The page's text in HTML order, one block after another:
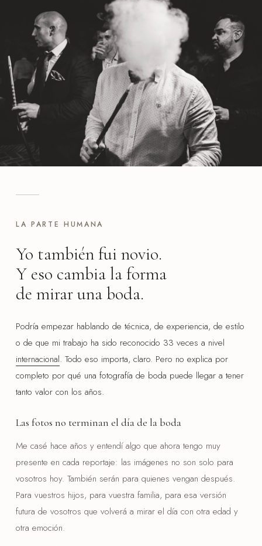
LA PARTE HUMANA
Yo también fui novio.
Y eso cambia la forma
de mirar una boda.
Podría empezar hablando de técnica, de experiencia, de estilo
o de que mi trabajo ha sido reconocido 33 veces a nivel
internacional. Todo eso importa, claro. Pero no explica por
completo por qué una fotografía de boda puede llegar a tener
tanto valor con los años.
Las fotos no terminan el día de la boda
Me casé hace años y entendí algo que ahora tengo muy
presente en cada reportaje: las imágenes no son solo para
vosotros hoy. También serán para quienes vengan después.
Para vuestros hijos, para vuestra familia, para esa versión
futura de vosotros que volverá a mirar el día con otra edad y
otra emoción.